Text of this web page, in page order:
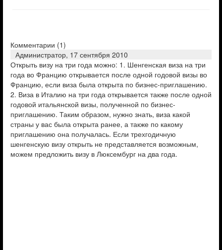
Комментарии (1)
Администратор, 17 сентября 2010
Открыть визу на три года можно: 1. Шенгенская виза на три
года во Францию открывается после одной годовой визы во
Францию, если виза была открыта по бизнес-приглашению.
2. Виза в Италию на три года открывается также после одной
годовой итальянской визы, полученной по бизнес-
приглашению. Таким образом, нужно знать, виза какой
страны у вас была открыта ранее, а также по какому
приглашению она получалась. Если трехгодичную
шенгенскую визу открыть не представляется возможным,
можем предложить визу в Люксембург на два года.